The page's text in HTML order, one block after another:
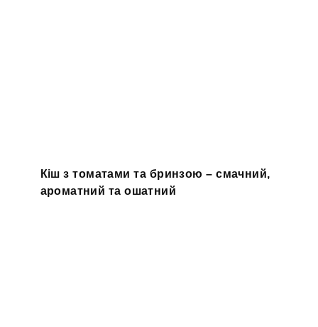
Кіш з томатами та бринзою – смачний,
ароматний та ошатний